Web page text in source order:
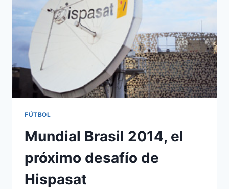
DE
4K
FÚTBOL
Mundial Brasil 2014, el
próximo desafío de
Hispasat